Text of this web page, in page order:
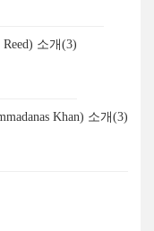
소개(3)
Khan) 소개(3)